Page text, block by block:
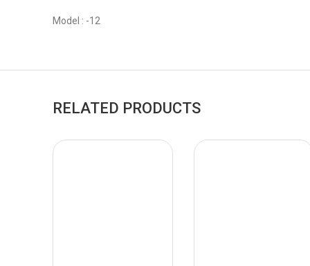
Model : -12
RELATED PRODUCTS